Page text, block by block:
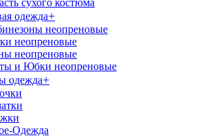
сухого костюма
одежда+
неопреновые
неопреновые
неопреновые
и Юбки неопреновые
одежда+
Одежда